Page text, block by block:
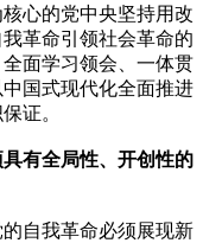
心的党中央坚持用改
革命引领社会革命的
面学习领会、一体贯
国式现代化全面推进
证。
有全局性、开创性的
自我革命必须展现新